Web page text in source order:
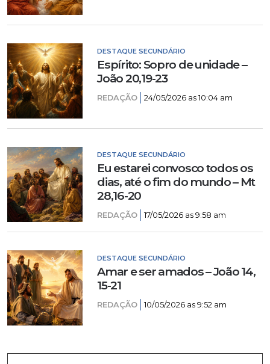
DESTAQUE SECUNDÁRIO
Espírito: Sopro de unidade –
João 20,19-23
REDAÇÃO 24/05/2026 as 10:04 am
DESTAQUE SECUNDÁRIO
Eu estarei convosco todos os
dias, até o fim do mundo – Mt
28,16-20
REDAÇÃO 17/05/2026 as 9:58 am
DESTAQUE SECUNDÁRIO
Amar e ser amados – João 14,
15-21
REDAÇÃO 10/05/2026 as 9:52 am